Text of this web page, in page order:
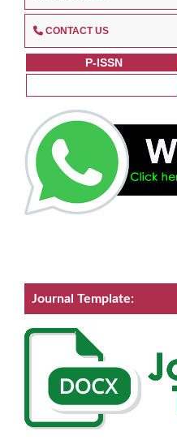
CONTACT US
P-ISSN
Journal Template: